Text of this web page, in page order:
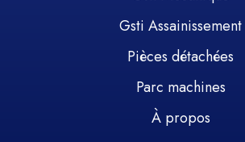
Gsti Assainissement
Pièces détachées
Parc machines
À propos